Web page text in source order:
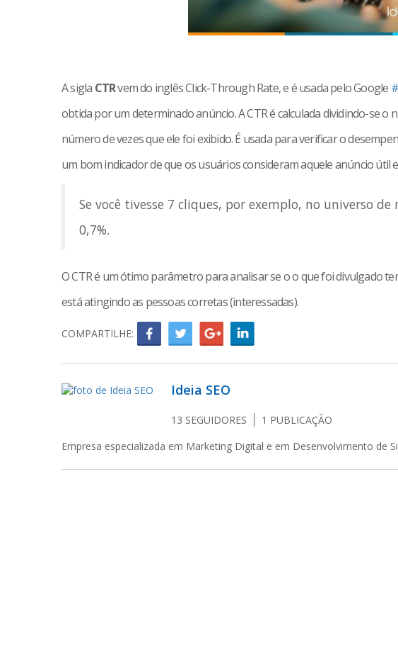
A sigla CTRvem do inglês Click-Through Rate, e é usada pelo Google
obtida por um determinado anúncio. A CTR é calculada dividindo-se o
número de vezes que ele foi exibido. É usada para verificar o
um bom indicador de que os usuários consideram aquele anúncio útil
Se você tivesse 7 cliques, por exemplo, no universo de
0,7%.
O CTR é um ótimo parâmetro para analisar se o o que foi divulgado
está atingindo as pessoas corretas (interessadas).
COMPARTILHE:
Ideia SEO
13 SEGUIDORES 1 PUBLICAÇÃO
Empresa especializada em Marketing Digital e em Desenvolvimento de